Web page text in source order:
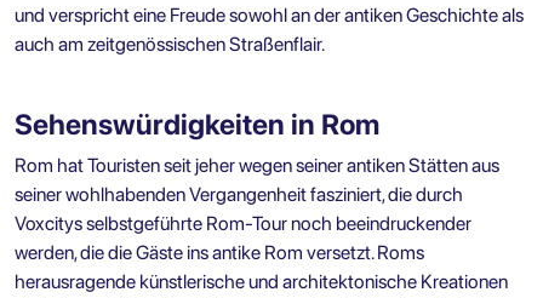
und verspricht eine Freude sowohl an der antiken Geschichte als
auch am zeitgenössischen Straßenflair.
Sehenswürdigkeiten in Rom
Rom hat Touristen seit jeher wegen seiner antiken Stätten aus
seiner wohlhabenden Vergangenheit fasziniert, die durch
Voxcitysselbstgeführte Rom-Tournoch beeindruckender
werden, die die Gäste ins antike Rom versetzt. Roms
herausragende künstlerische und architektonische Kreationen